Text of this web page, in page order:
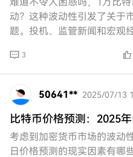
动？这种波动性引发了关于
题。投机、监管新闻和宏观
3
50641** 2025/07/13
比特币价格预测：2025
考虑到加密货币市场的波动
日价格预测的现实因素有哪